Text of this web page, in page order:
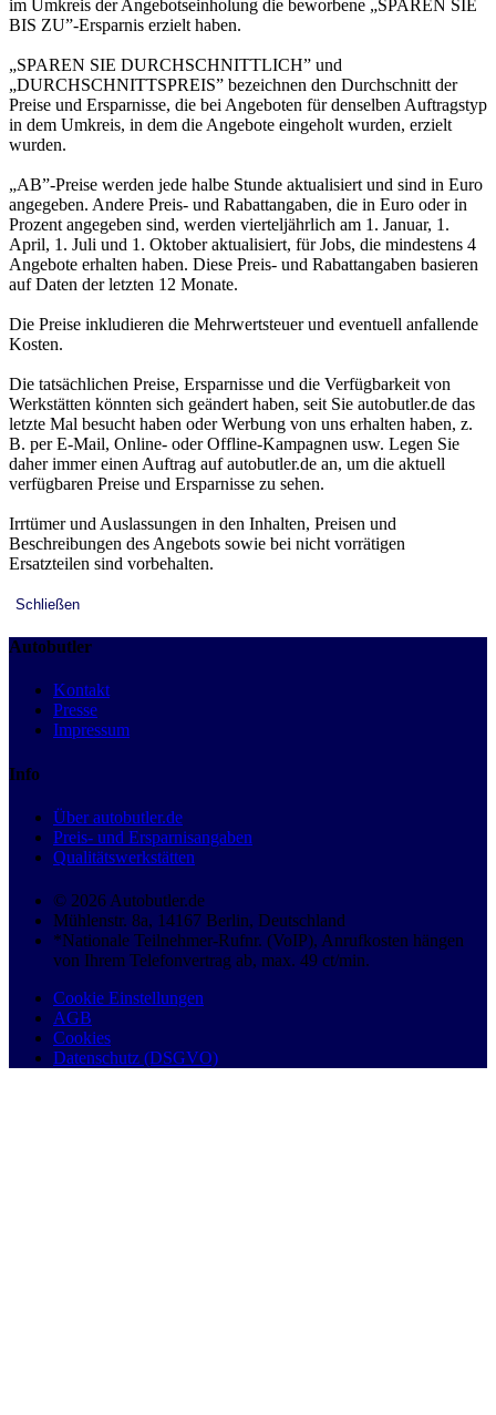
im Umkreis der Angebotseinholung die beworbene „SPAREN SIE
BIS ZU”-Ersparnis erzielt haben.
„SPAREN SIE DURCHSCHNITTLICH” und
„DURCHSCHNITTSPREIS” bezeichnen den Durchschnitt der
Preise und Ersparnisse, die bei Angeboten für denselben Auftragstyp
in dem Umkreis, in dem die Angebote eingeholt wurden, erzielt
wurden.
„AB”-Preise werden jede halbe Stunde aktualisiert und sind in Euro
angegeben. Andere Preis- und Rabattangaben, die in Euro oder in
Prozent angegeben sind, werden vierteljährlich am 1. Januar, 1.
April, 1. Juli und 1. Oktober aktualisiert, für Jobs, die mindestens 4
Angebote erhalten haben. Diese Preis- und Rabattangaben basieren
auf Daten der letzten 12 Monate.
Die Preise inkludieren die Mehrwertsteuer und eventuell anfallende
Kosten.
Die tatsächlichen Preise, Ersparnisse und die Verfügbarkeit von
Werkstätten könnten sich geändert haben, seit Sie autobutler.de das
letzte Mal besucht haben oder Werbung von uns erhalten haben, z.
B. per E-Mail, Online- oder Offline-Kampagnen usw. Legen Sie
daher immer einen Auftrag auf autobutler.de an, um die aktuell
verfügbaren Preise und Ersparnisse zu sehen.
Irrtümer und Auslassungen in den Inhalten, Preisen und
Beschreibungen des Angebots sowie bei nicht vorrätigen
Ersatzteilen sind vorbehalten.
Schließen
Autobutler
Kontakt
Presse
Impressum
Info
Über autobutler.de
Preis- und Ersparnisangaben
Qualitätswerkstätten
© 2026 Autobutler.de
Mühlenstr. 8a, 14167 Berlin, Deutschland
*Nationale Teilnehmer-Rufnr. (VoIP), Anrufkosten hängen
von Ihrem Telefonvertrag ab, max. 49 ct/min.
Cookie Einstellungen
AGB
Cookies
Datenschutz (DSGVO)